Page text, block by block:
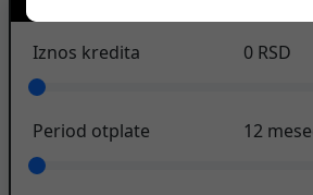
Iznos kredita 0 RSD
Period otplate 12